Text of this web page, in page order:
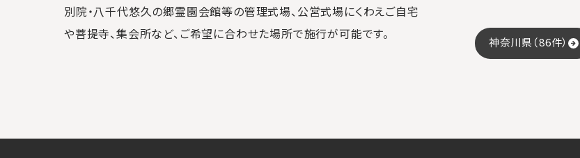
別院・八千代悠久の郷霊園会館等の管理式場、公営式場にくわえご自宅
や菩提寺、集会所など、ご希望に合わせた場所で施行が可能です。
神奈川県（86件）